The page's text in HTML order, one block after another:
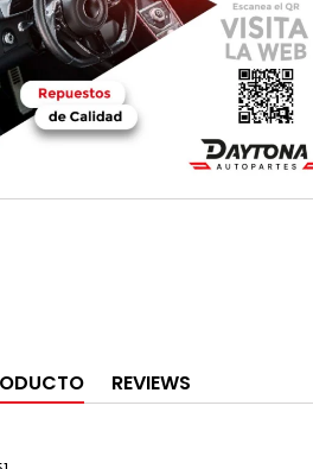
REVIEWS